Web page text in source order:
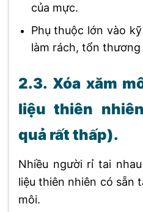
của mực.
Phụ thuộc lớn vào
làm rách, tổn thương
2.3. Xóa xăm
liệu thiên
quả rất thấp).
Nhiều người rỉ tai
liệu thiên nhiên có sẵn
môi.